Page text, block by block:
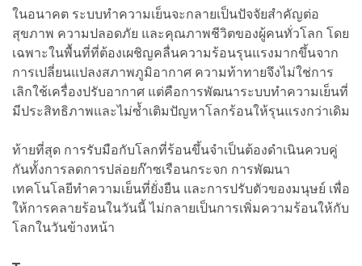
ในอนาคต ระบบทำความเย็นจะกลายเป็นปัจจัยสำคัญต่อ
สุขภาพ ความปลอดภัย และคุณภาพชีวิตของผู้คนทั่วโลก โดย
เฉพาะในพื้นที่ที่ต้องเผชิญคลื่นความร้อนรุนแรงมากขึ้นจาก
การเปลี่ยนแปลงสภาพภูมิอากาศ ความท้าทายจึงไม่ใช่การ
เลิกใช้เครื่องปรับอากาศ แต่คือการพัฒนาระบบทำความเย็นที่
มีประสิทธิภาพและไม่ซ้ำเติมปัญหาโลกร้อนให้รุนแรงกว่าเดิม
ท้ายที่สุด การรับมือกับโลกที่ร้อนขึ้นจำเป็นต้องดำเนินควบคู่
กันทั้งการลดการปล่อยก๊าซเรือนกระจก การพัฒนา
เทคโนโลยีทำความเย็นที่ยั่งยืน และการปรับตัวของมนุษย์ เพื่อ
ให้การคลายร้อนในวันนี้ ไม่กลายเป็นการเพิ่มความร้อนให้กับ
โลกในวันข้างหน้า